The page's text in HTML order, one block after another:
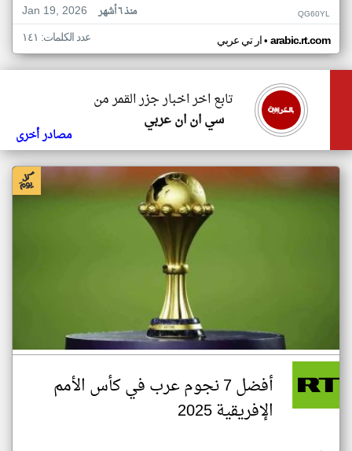
Jan 19, 2026
منذ ٦ أشهر QG60YL
ار تي عربي• arabic.rt.com عدد الكلمات: ١٤١
تابع اخر اخبار جزر القمر من
سي ان ان عربي
مصادر أخرى
أفضل 7 نجوم عرب في كأس الأمم
الإفريقية 2025